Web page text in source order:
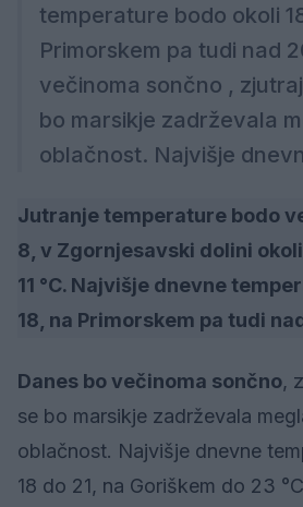
temperature bodo okoli
Primorskem pa tudi nad
večinoma sončno ,
bo marsikje zadrževala
oblačnost. Najvišje
Jutranje temperature bodo
8, v Zgornjesavski dolini
11 °C. Najvišje dnevne
18, na Primorskem pa tudi
Danes bo večinoma sončno,
se bo marsikje zadrževala
oblačnost. Najvišje dnevne
18 do 21, na Goriškem do 23